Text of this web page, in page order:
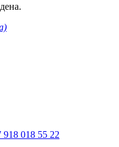
918 018 55 22